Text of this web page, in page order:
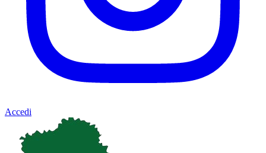
Accedi